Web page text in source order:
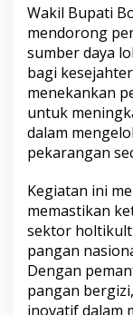
a
l
a
m
P
e
m
a
n
a
a
n
a
h
a
Wakil Bupati
mendorong
sumber daya
bagi
menekankan
untuk
dalam
pekarangan
Kegiatan ini
memastikan
sektor
pangan
Dengan
pangan
inovatif dalam